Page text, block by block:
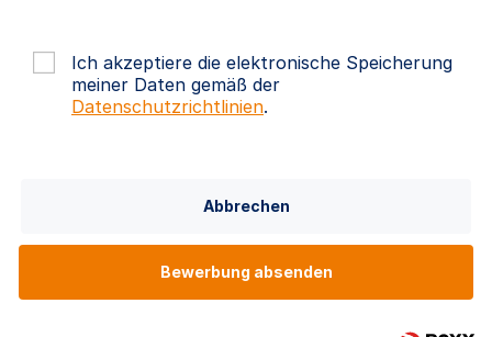
Ich akzeptiere die elektronische Speicherung
meiner Daten gemäß der
Datenschutzrichtlinien.
Abbrechen
Bewerbung absenden